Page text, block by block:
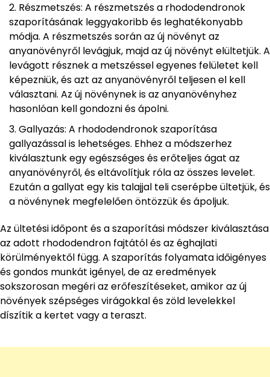
Részmetszés: A részmetszés a rhododendronok
szaporításának leggyakoribb és leghatékonyabb
módja. A részmetszés során az új növényt az
anyanövényről levágjuk, majd az új növényt elültetjük. A
levágott résznek a metszéssel egyenes felületet kell
képezniük, és azt az anyanövényről teljesen el kell
választani. Az új növénynek is az anyanövényhez
hasonlóan kell gondozni és ápolni.
Gallyazás: A rhododendronok szaporítása
gallyazással is lehetséges. Ehhez a módszerhez
kiválasztunk egy egészséges és erőteljes ágat az
anyanövényről, és eltávolítjuk róla az összes levelet.
Ezután a gallyat egy kis talajjal teli cserépbe ültetjük, és
a növénynek megfelelően öntözzük és ápoljuk.
Az ültetési időpont és a szaporítási módszer kiválasztása
az adott rhododendron fajtától és az éghajlati
körülményektől függ. A szaporítás folyamata időigényes
és gondos munkát igényel, de az eredmények
sokszorosan megéri az erőfeszítéseket, amikor az új
növények szépséges virágokkal és zöld levelekkel
díszítik a kertet vagy a teraszt.